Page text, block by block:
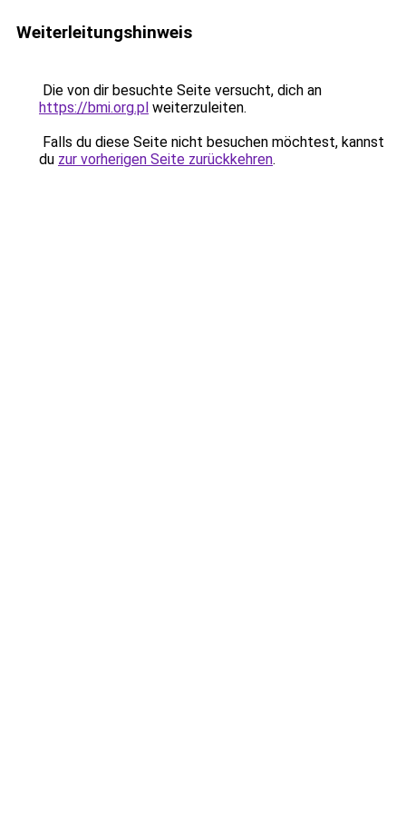
Weiterleitungshinweis
Die von dir besuchte Seite versucht, dich an
https://bmi.org.pl weiterzuleiten.
Falls du diese Seite nicht besuchen möchtest, kannst
du zur vorherigen Seite zurückkehren.